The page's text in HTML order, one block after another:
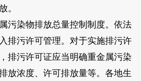
。
染物排放总量控制制度。依法
排污许可管理。对于实施排污许
排污许可证应当明确重金属污染
放浓度、许可排放量等。各地生